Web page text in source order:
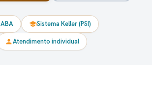
ABA schoolSistema Keller (PSI)
personAtendimento individual